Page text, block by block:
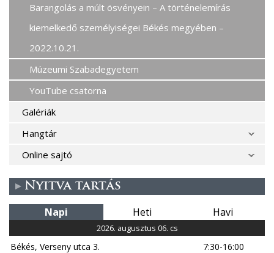
Barangolás a múlt ösvényein – A történelemírás
kiemelkedő személyiségei Békés megyében –
2022.10.21.
Múzeumi Szabadegyetem
YouTube csatorna
Galériák
Hangtár
Online sajtó
Nyitva tartás
Napi Heti Havi
2026. augusztus 06. cs
Békés, Verseny utca 3.
7:30-16:00